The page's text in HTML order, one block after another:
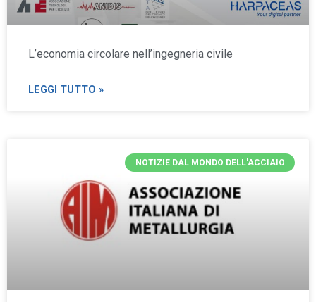
L’economia circolare nell’ingegneria civile
LEGGI TUTTO »
NOTIZIE DAL MONDO DELL'ACCIAIO